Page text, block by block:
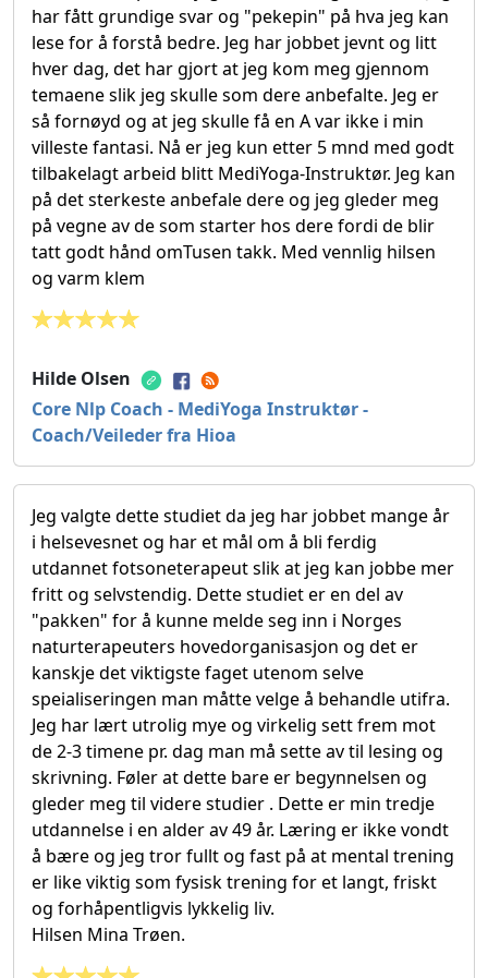
har fått grundige svar og "pekepin" på hva jeg kan
lese for å forstå bedre. Jeg har jobbet jevnt og litt
hver dag, det har gjort at jeg kom meg gjennom
temaene slik jeg skulle som dere anbefalte. Jeg er
så fornøyd og at jeg skulle få en A var ikke i min
villeste fantasi. Nå er jeg kun etter 5 mnd med godt
tilbakelagt arbeid blitt MediYoga-Instruktør. Jeg kan
på det sterkeste anbefale dere og jeg gleder meg
på vegne av de som starter hos dere fordi de blir
tatt godt hånd omTusen takk. Med vennlig hilsen
og varm klem
Hilde Olsen
Core Nlp Coach - MediYoga Instruktør -
Coach/Veileder fra Hioa
Jeg valgte dette studiet da jeg har jobbet mange år
i helsevesnet og har et mål om å bli ferdig
utdannet fotsoneterapeut slik at jeg kan jobbe mer
fritt og selvstendig. Dette studiet er en del av
"pakken" for å kunne melde seg inn i Norges
naturterapeuters hovedorganisasjon og det er
kanskje det viktigste faget utenom selve
speialiseringen man måtte velge å behandle utifra.
Jeg har lært utrolig mye og virkelig sett frem mot
de 2-3 timene pr. dag man må sette av til lesing og
skrivning. Føler at dette bare er begynnelsen og
gleder meg til videre studier . Dette er min tredje
utdannelse i en alder av 49 år. Læring er ikke vondt
å bære og jeg tror fullt og fast på at mental trening
er like viktig som fysisk trening for et langt, friskt
og forhåpentligvis lykkelig liv.
Hilsen Mina Trøen.